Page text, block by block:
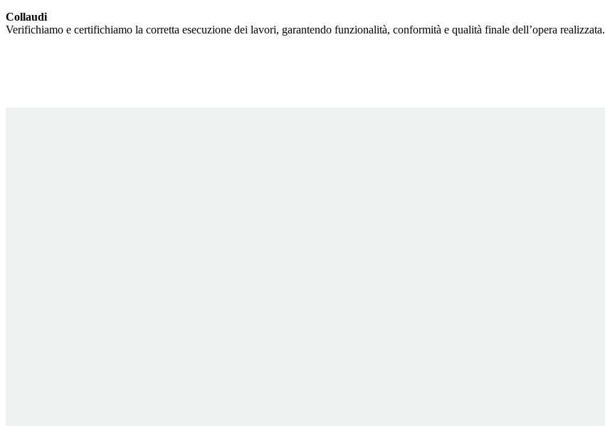
Collaudi
Verifichiamo e certifichiamo la corretta esecuzione dei lavori, garantendo funzionalità, conformità e qualità finale dell’opera realizzata.